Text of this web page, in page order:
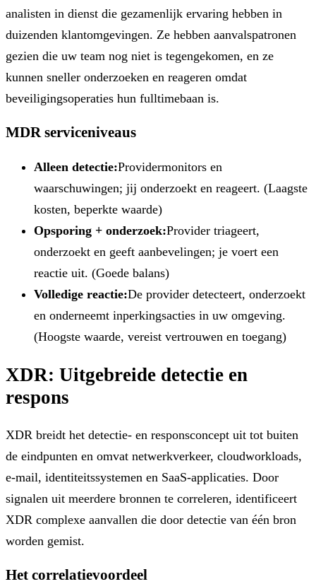
analisten in dienst die gezamenlijk ervaring hebben in
duizenden klantomgevingen. Ze hebben aanvalspatronen
gezien die uw team nog niet is tegengekomen, en ze
kunnen sneller onderzoeken en reageren omdat
beveiligingsoperaties hun fulltimebaan is.
MDR serviceniveaus
Alleen detectie:Providermonitors en
waarschuwingen; jij onderzoekt en reageert. (Laagste
kosten, beperkte waarde)
Opsporing + onderzoek:Provider triageert,
onderzoekt en geeft aanbevelingen; je voert een
reactie uit. (Goede balans)
Volledige reactie:De provider detecteert, onderzoekt
en onderneemt inperkingsacties in uw omgeving.
(Hoogste waarde, vereist vertrouwen en toegang)
XDR: Uitgebreide detectie en
respons
XDR breidt het detectie- en responsconcept uit tot buiten
de eindpunten en omvat netwerkverkeer, cloudworkloads,
e-mail, identiteitssystemen en SaaS-applicaties. Door
signalen uit meerdere bronnen te correleren, identificeert
XDR complexe aanvallen die door detectie van één bron
worden gemist.
Het correlatievoordeel